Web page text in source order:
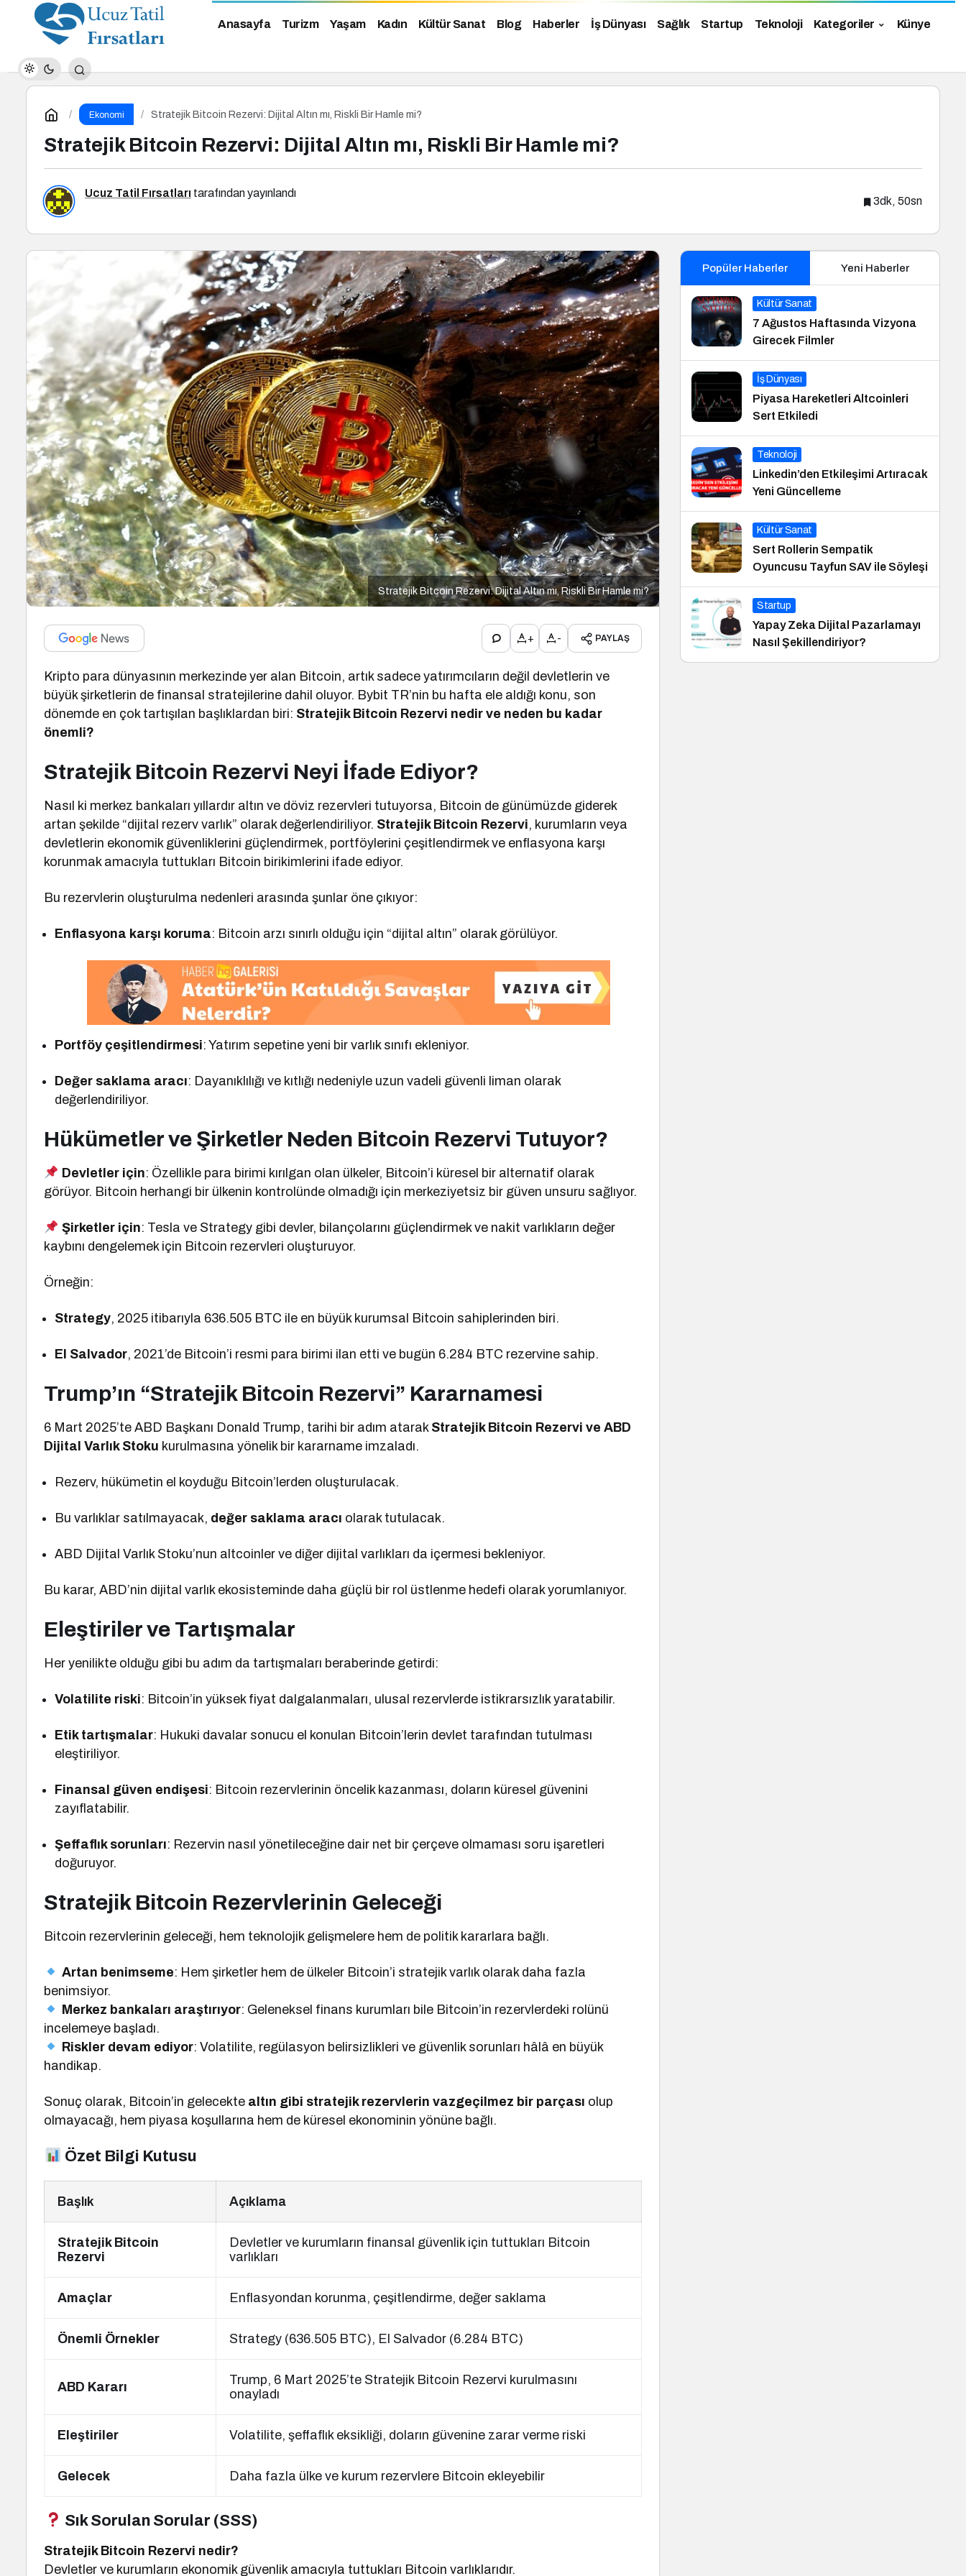
Anasayfa Turizm Yaşam Kadın Kültür Sanat Blog Haberler İş Dünyası Sağlık Startup Teknoloji Kategoriler Künye
Ekonomi Stratejik Bitcoin Rezervi: Dijital Altın mı, Riskli Bir Hamle mi?
Stratejik Bitcoin Rezervi: Dijital Altın mı, Riskli Bir Hamle mi?
Ucuz Tatil Fırsatları tarafından yayınlandı
3dk, 50sn
Stratejik Bitcoin Rezervi: Dijital Altın mı, Riskli Bir Hamle mi?
+ - PAYLAŞ
Kripto para dünyasının merkezinde yer alan Bitcoin, artık sadece yatırımcıların değil devletlerin ve
büyük şirketlerin de finansal stratejilerine dahil oluyor. Bybit TR’nin bu hafta ele aldığı konu, son
dönemde en çok tartışılan başlıklardan biri: Stratejik Bitcoin Rezervi nedir ve neden bu kadar
önemli?
Stratejik Bitcoin Rezervi Neyi İfade Ediyor?
Nasıl ki merkez bankaları yıllardır altın ve döviz rezervleri tutuyorsa, Bitcoin de günümüzde giderek
artan şekilde “dijital rezerv varlık” olarak değerlendiriliyor. Stratejik Bitcoin Rezervi, kurumların veya
devletlerin ekonomik güvenliklerini güçlendirmek, portföylerini çeşitlendirmek ve enflasyona karşı
korunmak amacıyla tuttukları Bitcoin birikimlerini ifade ediyor.
Bu rezervlerin oluşturulma nedenleri arasında şunlar öne çıkıyor:
Enflasyona karşı koruma: Bitcoin arzı sınırlı olduğu için “dijital altın” olarak görülüyor.
Portföy çeşitlendirmesi: Yatırım sepetine yeni bir varlık sınıfı ekleniyor.
Değer saklama aracı: Dayanıklılığı ve kıtlığı nedeniyle uzun vadeli güvenli liman olarak
değerlendiriliyor.
Hükümetler ve Şirketler Neden Bitcoin Rezervi Tutuyor?
Devletler için: Özellikle para birimi kırılgan olan ülkeler, Bitcoin’i küresel bir alternatif olarak
görüyor. Bitcoin herhangi bir ülkenin kontrolünde olmadığı için merkeziyetsiz bir güven unsuru sağlıyor.
Şirketler için: Tesla ve Strategy gibi devler, bilançolarını güçlendirmek ve nakit varlıkların değer
kaybını dengelemek için Bitcoin rezervleri oluşturuyor.
Örneğin:
Strategy, 2025 itibarıyla 636.505 BTC ile en büyük kurumsal Bitcoin sahiplerinden biri.
El Salvador, 2021’de Bitcoin’i resmi para birimi ilan etti ve bugün 6.284 BTC rezervine sahip.
Trump’ın “Stratejik Bitcoin Rezervi” Kararnamesi
6 Mart 2025’te ABD Başkanı Donald Trump, tarihi bir adım atarak Stratejik Bitcoin Rezervi ve ABD
Dijital Varlık Stoku kurulmasına yönelik bir kararname imzaladı.
Rezerv, hükümetin el koyduğu Bitcoin’lerden oluşturulacak.
Bu varlıklar satılmayacak, değer saklama aracı olarak tutulacak.
ABD Dijital Varlık Stoku’nun altcoinler ve diğer dijital varlıkları da içermesi bekleniyor.
Bu karar, ABD’nin dijital varlık ekosisteminde daha güçlü bir rol üstlenme hedefi olarak yorumlanıyor.
Eleştiriler ve Tartışmalar
Her yenilikte olduğu gibi bu adım da tartışmaları beraberinde getirdi:
Volatilite riski: Bitcoin’in yüksek fiyat dalgalanmaları, ulusal rezervlerde istikrarsızlık yaratabilir.
Etik tartışmalar: Hukuki davalar sonucu el konulan Bitcoin’lerin devlet tarafından tutulması
eleştiriliyor.
Finansal güven endişesi: Bitcoin rezervlerinin öncelik kazanması, doların küresel güvenini
zayıflatabilir.
Şeffaflık sorunları: Rezervin nasıl yönetileceğine dair net bir çerçeve olmaması soru işaretleri
doğuruyor.
Stratejik Bitcoin Rezervlerinin Geleceği
Bitcoin rezervlerinin geleceği, hem teknolojik gelişmelere hem de politik kararlara bağlı.
Artan benimseme: Hem şirketler hem de ülkeler Bitcoin’i stratejik varlık olarak daha fazla
benimsiyor.
Merkez bankaları araştırıyor: Geleneksel finans kurumları bile Bitcoin’in rezervlerdeki rolünü
incelemeye başladı.
Riskler devam ediyor: Volatilite, regülasyon belirsizlikleri ve güvenlik sorunları hâlâ en büyük
handikap.
Sonuç olarak, Bitcoin’in gelecekte altın gibi stratejik rezervlerin vazgeçilmez bir parçası olup
olmayacağı, hem piyasa koşullarına hem de küresel ekonominin yönüne bağlı.
Özet Bilgi Kutusu
Başlık Açıklama
Stratejik Bitcoin
Rezervi
Devletler ve kurumların finansal güvenlik için tuttukları Bitcoin
varlıkları
Amaçlar Enflasyondan korunma, çeşitlendirme, değer saklama
Önemli Örnekler Strategy (636.505 BTC), El Salvador (6.284 BTC)
ABD Kararı
Trump, 6 Mart 2025’te Stratejik Bitcoin Rezervi kurulmasını
onayladı
Eleştiriler Volatilite, şeffaflık eksikliği, doların güvenine zarar verme riski
Gelecek Daha fazla ülke ve kurum rezervlere Bitcoin ekleyebilir
Sık Sorulan Sorular (SSS)
Stratejik Bitcoin Rezervi nedir?
Devletler ve kurumların ekonomik güvenlik amacıyla tuttukları Bitcoin varlıklarıdır.
Popüler Haberler Yeni Haberler
Kültür Sanat
7 Ağustos Haftasında Vizyona
Girecek Filmler
İş Dünyası
Piyasa Hareketleri Altcoinleri
Sert Etkiledi
Teknoloji
Linkedin’den Etkileşimi Artıracak
Yeni Güncelleme
Kültür Sanat
Sert Rollerin Sempatik
Oyuncusu Tayfun SAV ile Söyleşi
Startup
Yapay Zeka Dijital Pazarlamayı
Nasıl Şekillendiriyor?